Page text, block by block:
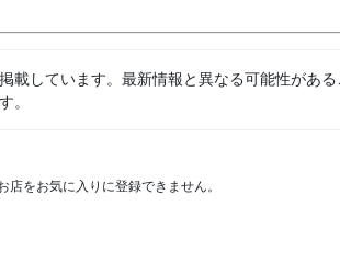
載しています。最新情報と異なる可能性があ
。
をお気に入りに登録できません。